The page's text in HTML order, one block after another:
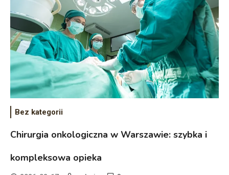
Bez kategorii
Chirurgia onkologiczna w Warszawie: szybka i
kompleksowa opieka